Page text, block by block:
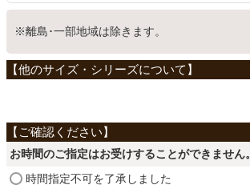
ホームオフィス
こたつ
寝具
※離島･一部地域は除きます。
お時間のご指定はお受けすることができません
時間指定不可を了承しました